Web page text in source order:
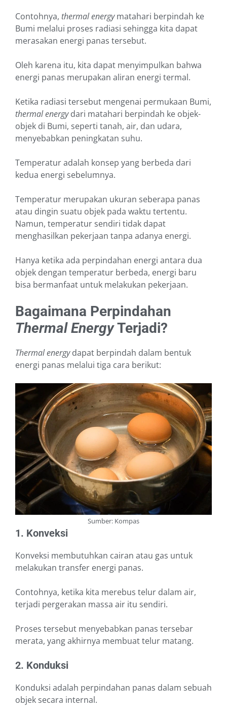
Contohnya, thermal energymatahari berpindah ke
Bumi melalui proses radiasi sehingga kita dapat
merasakan energi panas tersebut.
Oleh karena itu, kita dapat menyimpulkan bahwa
energi panas merupakan aliran energi termal.
Ketika radiasi tersebut mengenai permukaan Bumi,
thermal energydari matahari berpindah ke objek-
objek di Bumi, seperti tanah, air, dan udara,
menyebabkan peningkatan suhu.
Temperatur adalah konsep yang berbeda dari
kedua energi sebelumnya.
Temperatur merupakan ukuran seberapa panas
atau dingin suatu objek pada waktu tertentu.
Namun, temperatur sendiri tidak dapat
menghasilkan pekerjaan tanpa adanya energi.
Hanya ketika ada perpindahan energi antara dua
objek dengan temperatur berbeda, energi baru
bisa bermanfaat untuk melakukan pekerjaan.
Bagaimana Perpindahan
Thermal EnergyTerjadi?
Thermal energydapat berpindah dalam bentuk
energi panas melalui tiga cara berikut:
Sumber: Kompas
1. Konveksi
Konveksi membutuhkan cairan atau gas untuk
melakukan transfer energi panas.
Contohnya, ketika kita merebus telur dalam air,
terjadi pergerakan massa air itu sendiri.
Proses tersebut menyebabkan panas tersebar
merata, yang akhirnya membuat telur matang.
2. Konduksi
Konduksi adalah perpindahan panas dalam sebuah
objek secara internal.